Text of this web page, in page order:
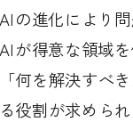
の進化により
が得意な領域
何を解決すべ
役割が求めら